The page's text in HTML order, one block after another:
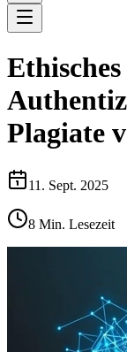
Plagiate
11. Sept. 2025
8 Min. Lesezeit